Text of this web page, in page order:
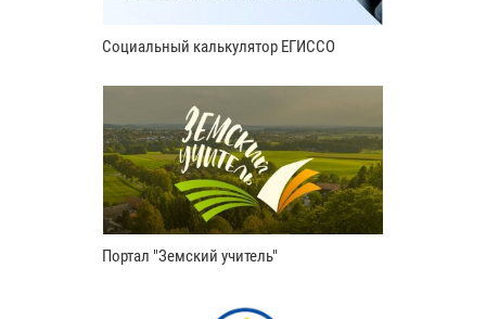
Социальный калькулятор ЕГИССО
Портал "Земский учитель"